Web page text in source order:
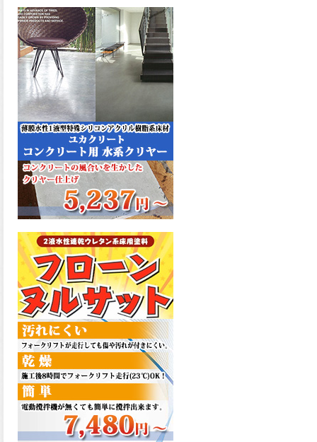
イントが新しく販売開始致し
ました。ご購入はこちらか
ら。
2026.06.30
ウレタン特有の網目構造の反
応塗膜は、強靭で耐衝撃性、
耐擦り傷性、耐摩耗性に優れ
た機能を発揮、フローンフル
トップが新しく販売開始致し
ました。ご購入はこちらか
ら。
2026.06.29
コストを重視しした材料で、
優れた性能と高品質で高度な
防水機能を発揮、フローン12
た。ご購入はこちらから。
2026.06.29
数多くの施工実績を持つ信頼
性の高い塗材 優れた性能と高
品質で高度な防水機能を発
揮、フローン11が新しく販売
開始致しました。ご購入はこ
ちらから。
2026.05.26
コンクリート特有の質感やム
ラ感と溶け合うように広がる
色彩が床と壁を印象的に仕上
げる、アクアカラー デュオト
ーンが新しく販売開始致しま